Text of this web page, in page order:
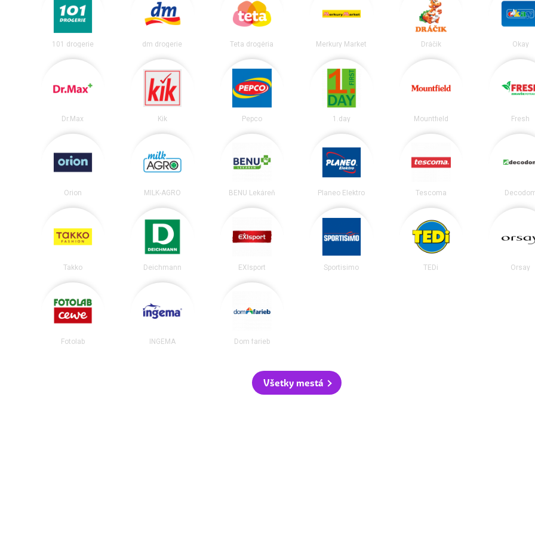
101 drogerie dm drogerie Teta drogéria Merkury Market Dráčik Okay
Dr.Max Kik Pepco 1.day Mountfield Fresh
Orion MILK-AGRO BENU Lekáreň Planeo Elektro Tescoma
Takko Deichmann EXIsport Sportisimo TEDi Orsay
Fotolab INGEMA Dom farieb
Všetky mestá